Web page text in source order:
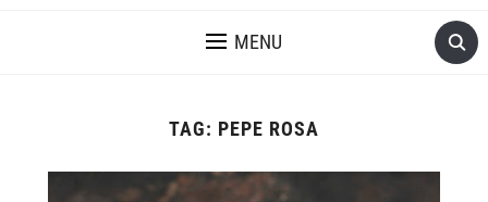
MENU
TAG: PEPE ROSA